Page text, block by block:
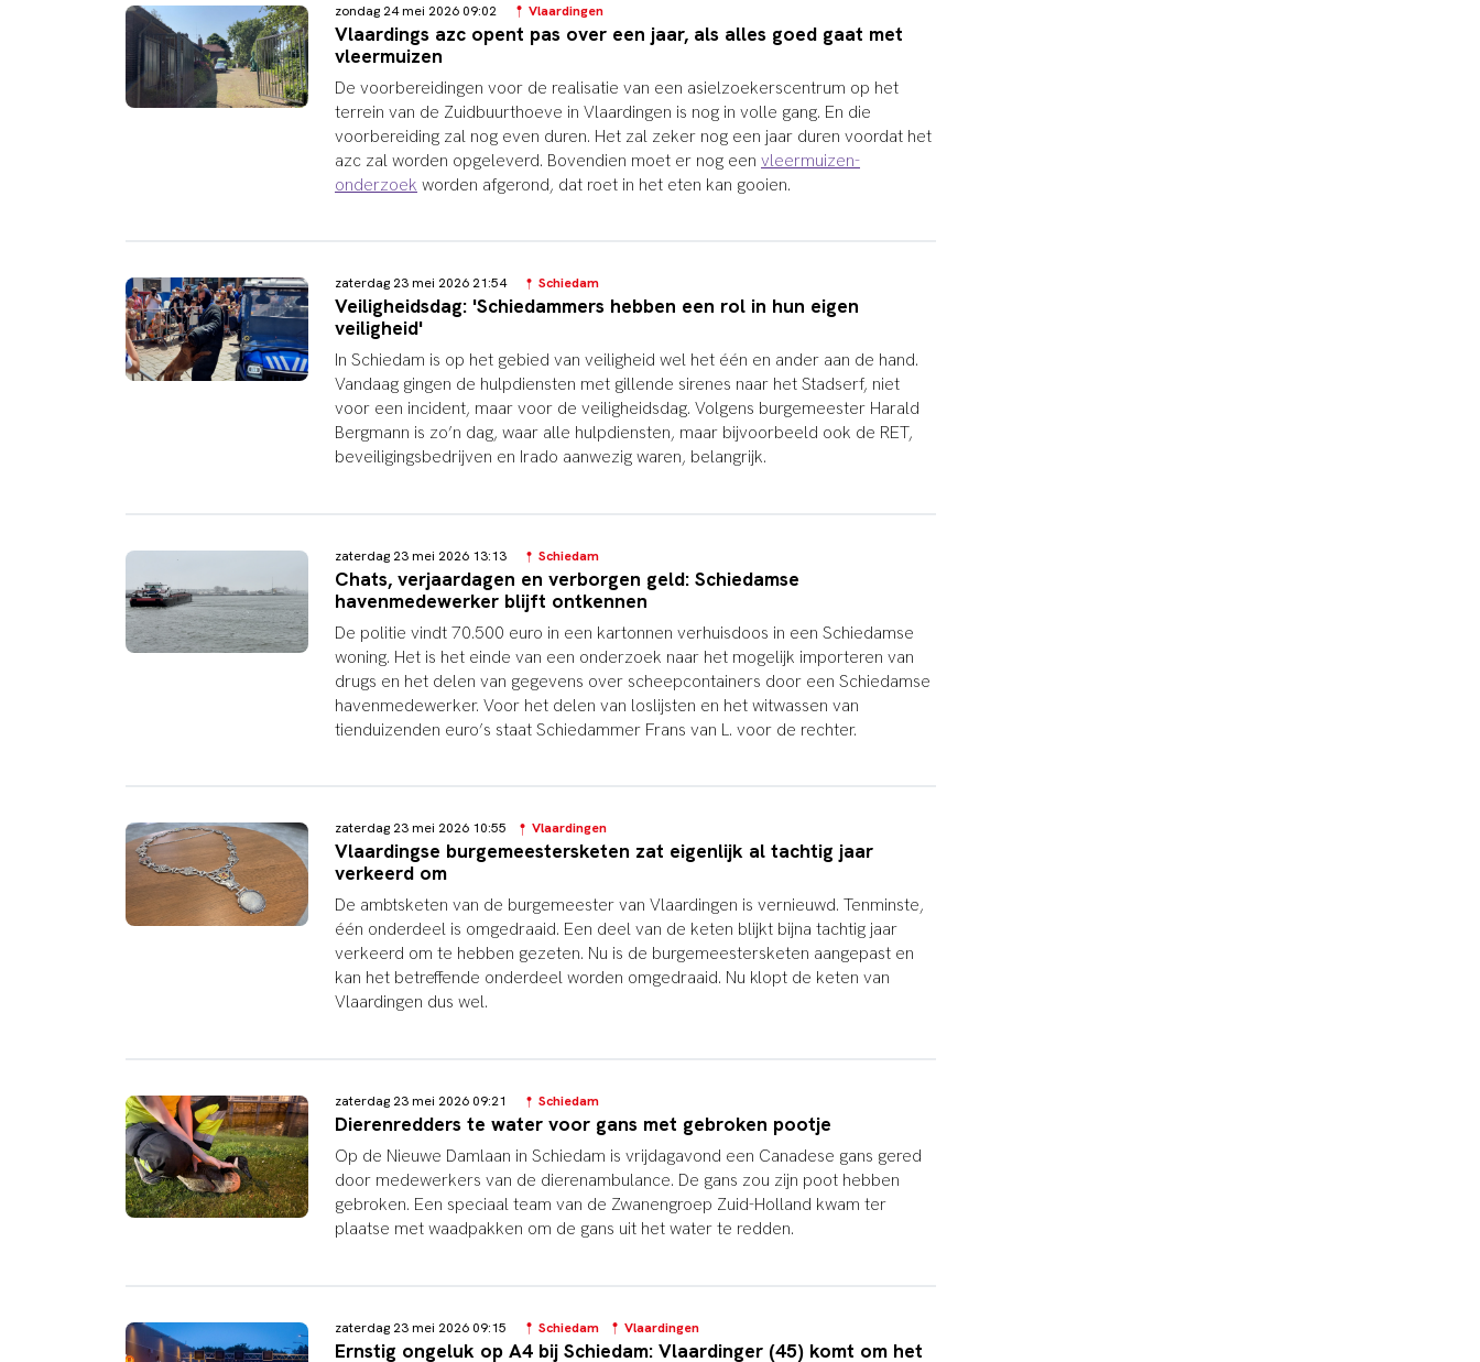
zondag 24 mei 2026 09:02 Vlaardingen
Vlaardings azc opent pas over een jaar, als alles goed gaat met
vleermuizen
De voorbereidingen voor de realisatie van een asielzoekerscentrum op het
terrein van de Zuidbuurthoeve in Vlaardingen is nog in volle gang. En die
voorbereiding zal nog even duren. Het zal zeker nog een jaar duren voordat het
azc zal worden opgeleverd. Bovendien moet er nog een vleermuizen-
onderzoek worden afgerond, dat roet in het eten kan gooien.
zaterdag 23 mei 2026 21:54 Schiedam
Veiligheidsdag: 'Schiedammers hebben een rol in hun eigen
veiligheid'
In Schiedam is op het gebied van veiligheid wel het één en ander aan de hand.
Vandaag gingen de hulpdiensten met gillende sirenes naar het Stadserf, niet
voor een incident, maar voor de veiligheidsdag. Volgens burgemeester Harald
Bergmann is zo’n dag, waar alle hulpdiensten, maar bijvoorbeeld ook de RET,
beveiligingsbedrijven en Irado aanwezig waren, belangrijk.
zaterdag 23 mei 2026 13:13 Schiedam
Chats, verjaardagen en verborgen geld: Schiedamse
havenmedewerker blijft ontkennen
De politie vindt 70.500 euro in een kartonnen verhuisdoos in een Schiedamse
woning. Het is het einde van een onderzoek naar het mogelijk importeren van
drugs en het delen van gegevens over scheepcontainers door een Schiedamse
havenmedewerker. Voor het delen van loslijsten en het witwassen van
tienduizenden euro’s staat Schiedammer Frans van L. voor de rechter.
zaterdag 23 mei 2026 10:55 Vlaardingen
Vlaardingse burgemeestersketen zat eigenlijk al tachtig jaar
verkeerd om
De ambtsketen van de burgemeester van Vlaardingen is vernieuwd. Tenminste,
één onderdeel is omgedraaid. Een deel van de keten blijkt bijna tachtig jaar
verkeerd om te hebben gezeten. Nu is de burgemeestersketen aangepast en
kan het betreffende onderdeel worden omgedraaid. Nu klopt de keten van
Vlaardingen dus wel.
zaterdag 23 mei 2026 09:21 Schiedam
Dierenredders te water voor gans met gebroken pootje
Op de Nieuwe Damlaan in Schiedam is vrijdagavond een Canadese gans gered
door medewerkers van de dierenambulance. De gans zou zijn poot hebben
gebroken. Een speciaal team van de Zwanengroep Zuid-Holland kwam ter
plaatse met waadpakken om de gans uit het water te redden.
zaterdag 23 mei 2026 09:15 Schiedam Vlaardingen
Ernstig ongeluk op A4 bij Schiedam: Vlaardinger (45) komt om het